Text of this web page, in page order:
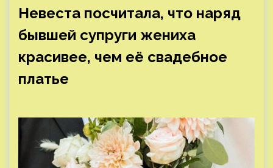
Невеста посчитала, что наряд
бывшей супруги жениха
красивее, чем её свадебное
платье